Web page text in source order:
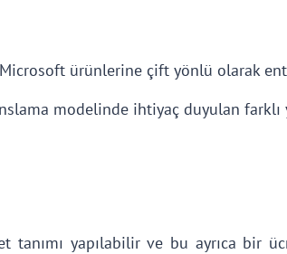
Microsoft ürünlerine çift yönlü olarak
modelinde ihtiyaç duyulan
tanımı yapılabilir ve bu ayrıca bir